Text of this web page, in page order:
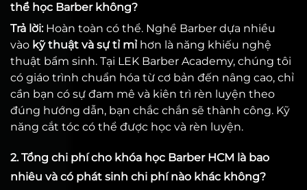
thể học Barber không?
Trả lời:Hoàn toàn có thể. Nghề Barber dựa nhiều
vào kỹ thuật và sự tỉ mỉ hơn là năng khiếu nghệ
thuật bẩm sinh. Tại LEK Barber Academy, chúng tôi
có giáo trình chuẩn hóa từ cơ bản đến nâng cao, chỉ
cần bạn có sự đam mê và kiên trì rèn luyện theo
đúng hướng dẫn, bạn chắc chắn sẽ thành công. Kỹ
năng cắt tóc có thể được học và rèn luyện.
2. Tổng chi phí cho khóa học Barber HCM là bao
nhiêu và có phát sinh chi phí nào khác không?